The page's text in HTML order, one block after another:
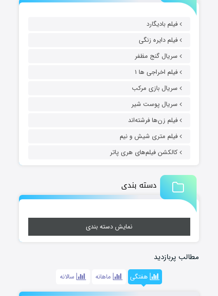
فیلم بادیگارد
فیلم دایره زنگی
سریال گنج مظفر
فیلم اخراجی ها ۱
سریال بازی مرکب
سریال پوست شیر
فیلم زن‌ها فرشته‌اند
فیلم متری شیش و نیم
کالکشن فیلم‌های هری پاتر
دسته بندی
نمایش دسته بندی
مطالب پربازدید
هفتگی ماهانه سالانه